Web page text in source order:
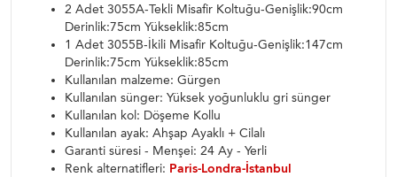
2 Adet 3055A-Tekli Misafir Koltuğu-Genişlik:90cm
Derinlik:75cm Yükseklik:85cm
1 Adet 3055B-İkili Misafir Koltuğu-Genişlik:147cm
Derinlik:75cm Yükseklik:85cm
Kullanılan malzeme: Gürgen
Kullanılan sünger: Yüksek yoğunluklu gri sünger
Kullanılan kol: Döşeme Kollu
Kullanılan ayak: Ahşap Ayaklı + Cilalı
Garanti süresi - Menşei: 24 Ay - Yerli
Renk alternatifleri: Paris-Londra-İstanbul